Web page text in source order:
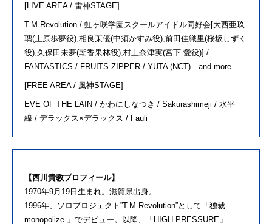
[LIVE AREA / 雷神STAGE]
T.M.Revolution / 虹ヶ咲学園スクールアイドル同好会[大西亜玖
璃(上原歩夢役),相良茉優(中須かすみ役),前田佳織里(桜坂しずく
役),久保田未夢(朝香果林役),村上奈津実(宮下 愛役)] /
FANTASTICS / FRUITS ZIPPER / YUTA (NCT) and more
[FREE AREA / 風神STAGE]
EVE OF THE LAIN / かわにしなつき / Sakurashimeji / 水平
線 / デラックス×デラックス / Fauli
【西川貴教プロフィール】
1970年9月19日生まれ。滋賀県出身。
1996年、ソロプロジェクト”T.M.Revolution”として「独裁-
monopolize-」でデビュー。以降、「HIGH PRESSURE」